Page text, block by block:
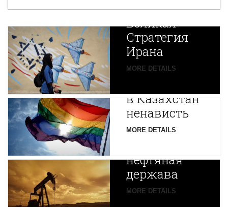
Новая
Великая
Стратегия
Ирана
MORE DETAILS
Путин
в Казахстан
ненависть
MORE DETAILS
Центральной
Азии
зарождается
нефтяная
держава
MORE DETAILS